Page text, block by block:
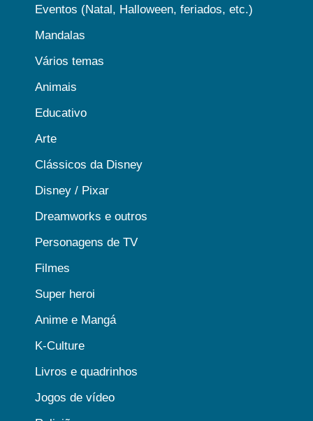
Eventos (Natal, Halloween, feriados, etc.)
Mandalas
Vários temas
Animais
Educativo
Arte
Clássicos da Disney
Disney / Pixar
Dreamworks e outros
Personagens de TV
Filmes
Super heroi
Anime e Mangá
K-Culture
Livros e quadrinhos
Jogos de vídeo